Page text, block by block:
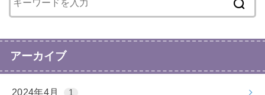
アーカイブ
2024年4月 1